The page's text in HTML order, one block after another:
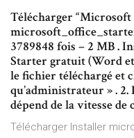
Télécharger
3789848 fois – 2 MB .
Starter gratuit (Word
le fichier téléchargé et
qu’administrateur » .
dépend de la vitesse
Télécharger Installer